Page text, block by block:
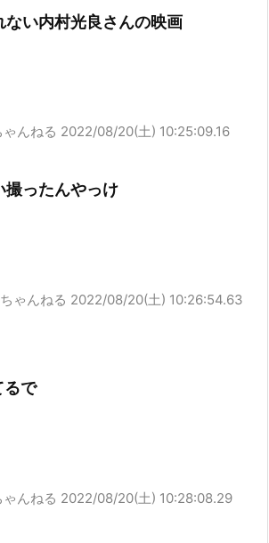
ない内村光良さんの映画
んねる 2022/08/20(土) 10:25:09.16
撮ったんやっけ
ゃんねる 2022/08/20(土) 10:26:54.63
るで
んねる 2022/08/20(土) 10:28:08.29